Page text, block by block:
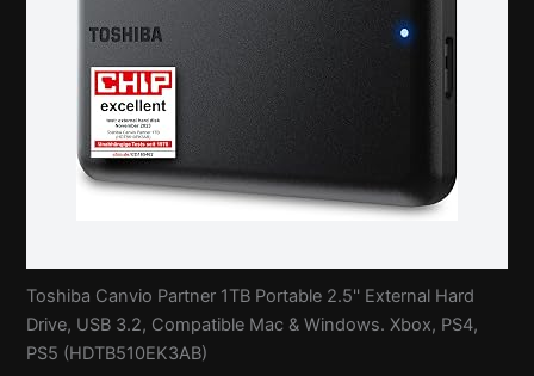
Toshiba Canvio Partner 1TB Portable 2.5'' External Hard
Drive, USB 3.2, Compatible Mac & Windows. Xbox, PS4,
PS5 (HDTB510EK3AB)